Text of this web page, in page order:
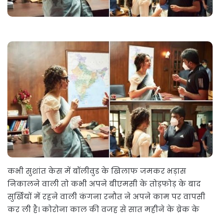
कभी सुशांत केस में बॉलीवुड के खिलाफ जमकर भड़ास
निकालने वाली तो कभी अपने बीएमसी के तोड़फोड़ के बाद
सुर्खियों में रहने वाली कंगना रनौत ने अपने काम पर वापसी
कर ली है। कोरोना काल की वजह से सात महीने के ब्रेक के